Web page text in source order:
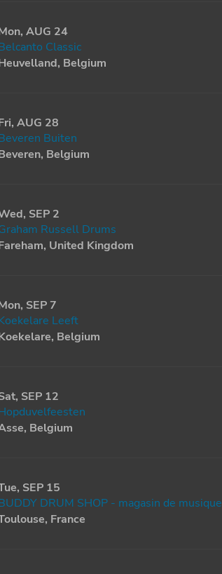
AUG 24
Classic
Belgium
AUG 28
Buiten
Belgium
SEP 2
Russell Drums
United Kingdom
SEP 7
Leeft
Belgium
SEP 12
Belgium
SEP 15
DRUM SHOP - magasin de musique
France